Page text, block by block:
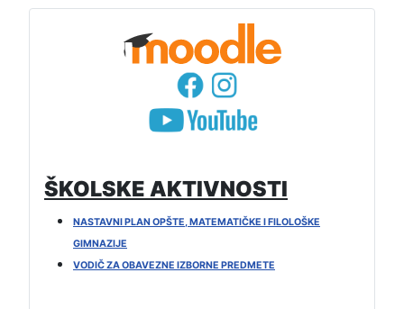
ŠKOLSKE AKTIVNOSTI
NASTAVNI PLAN OPŠTE, MATEMATIČKE I FILOLOŠKE
GIMNAZIJE
VODIČ ZA OBAVEZNE IZBORNE PREDMETE